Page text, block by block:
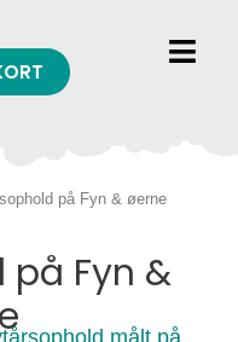
på Fyn & øerne
Fyn &
målt på